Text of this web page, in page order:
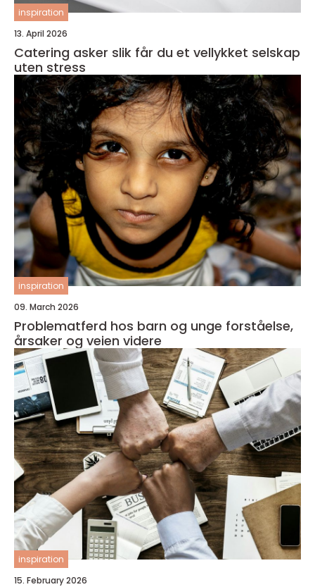
inspiration
13. April 2026
Catering asker slik får du et vellykket selskap
uten stress
inspiration
09. March 2026
Problematferd hos barn og unge forståelse,
årsaker og veien videre
inspiration
15. February 2026